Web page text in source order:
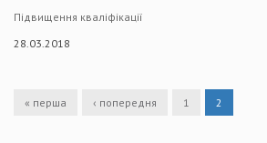
Підвищення кваліфікації
28.03.2018
« перша ‹ попередня 1 2